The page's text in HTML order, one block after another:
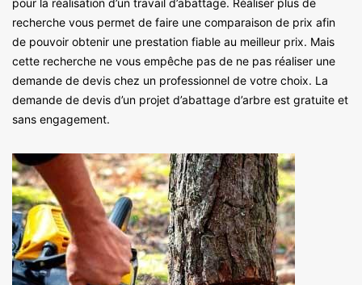
pour la réalisation d’un travail d’abattage. Réaliser plus de
recherche vous permet de faire une comparaison de prix afin
de pouvoir obtenir une prestation fiable au meilleur prix. Mais
cette recherche ne vous empêche pas de ne pas réaliser une
demande de devis chez un professionnel de votre choix. La
demande de devis d’un projet d’abattage d’arbre est gratuite et
sans engagement.